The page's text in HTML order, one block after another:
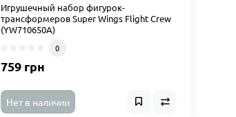
Игрушечный набор фигурок-
трансформеров Super Wings Flight Crew
(YW710650A)
0
759 грн
Нет в наличии